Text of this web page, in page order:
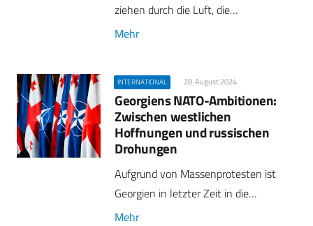
ziehen durch die Luft, die…
Mehr
INTERNATIONAL 28. August 2024
Georgiens NATO-Ambitionen:
Zwischen westlichen
Hoffnungen und russischen
Drohungen
Aufgrund von Massenprotesten ist
Georgien in letzter Zeit in die…
Mehr